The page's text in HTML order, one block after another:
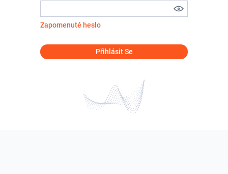
Zapomenuté heslo
Přihlásit Se